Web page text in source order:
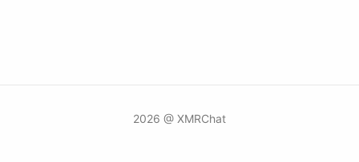
2026 @ XMRChat